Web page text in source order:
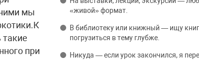
«живой» формат.
В библиотеку или книжный — ищу
погрузиться в тему глубже.
Никуда — если урок закончился, я